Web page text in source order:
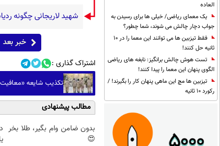
العاده
یک معمای ریاضی/ خیلی ها برای رسیدن به
جواب دچار چالش می شوند، شما چطور؟
فقط تیزبین ها می توانند این معما را در 10
ثانیه حل کنند!
تست هوش چالش برانگیز: نابغه های ریاضی
الگوی پنهان این معما را پیدا کنند!
تیزبین ها مچ این ماهی پنهان کار را بگیرند! /
رکورد 10 ثانیه
شهید لاریجانی چگونه
خبر بعد
اشتراک گذاری :
تکذیب شایعه «معافیت
مطالب پیشنهادی
بدون ضامن وام بگیر، طلا بخر
😍